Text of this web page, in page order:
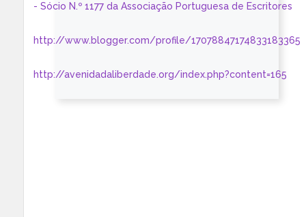
- Sócio N.º 1177 da Associação Portuguesa de Escritores
http://www.blogger.com/profile/17078847174833183365
http://avenidadaliberdade.org/index.php?content=165